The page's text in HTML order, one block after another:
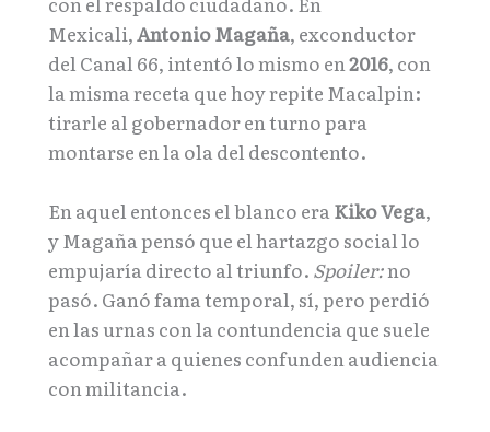
Mexicali,Antonio Magaña, exconductor
del Canal 66, intentó lo mismo en2016, con
la misma receta que hoy repite Macalpin:
tirarle al gobernador en turno para
montarse en la ola del descontento.
En aquel entonces el blanco eraKiko Vega,
y Magaña pensó que el hartazgo social lo
empujaría directo al triunfo. Spoiler:no
pasó. Ganó fama temporal, sí, pero perdió
en las urnas con la contundencia que suele
acompañar a quienes confunden audiencia
con militancia.